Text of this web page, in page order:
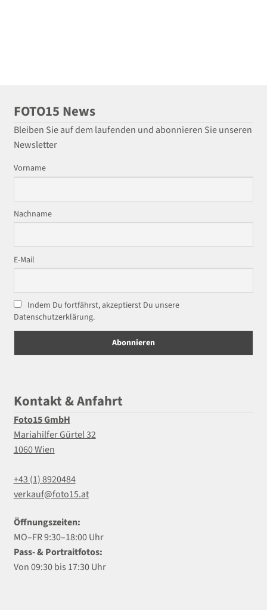
FOTO15 News
Bleiben Sie auf dem laufenden und abonnieren Sie unseren
Newsletter
Vorname
Nachname
E-Mail
Indem Du fortfährst, akzeptierst Du unsere
Datenschutzerklärung.
Kontakt & Anfahrt
Foto15 GmbH
Mariahilfer Gürtel 32
1060 Wien
+43 (1) 8920484
verkauf@foto15.at
Öffnungszeiten:
MO–FR 9:30–18:00 Uhr
Pass- & Portraitfotos:
Von 09:30 bis 17:30 Uhr